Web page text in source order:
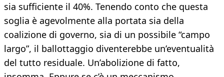
sia sufficiente il 40%. Tenendo conto che questa
soglia è agevolmente alla portata sia della
coalizione di governo, sia di un possibile “campo
largo”, il ballottaggio diventerebbe un’eventualità
del tutto residuale. Un’abolizione di fatto,